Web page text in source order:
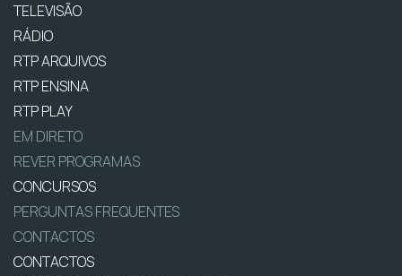
TELEVISÃO
RÁDIO
RTP ARQUIVOS
RTP ENSINA
RTP PLAY
EM DIRETO
REVER PROGRAMAS
CONCURSOS
PERGUNTAS FREQUENTES
CONTACTOS
CONTACTOS